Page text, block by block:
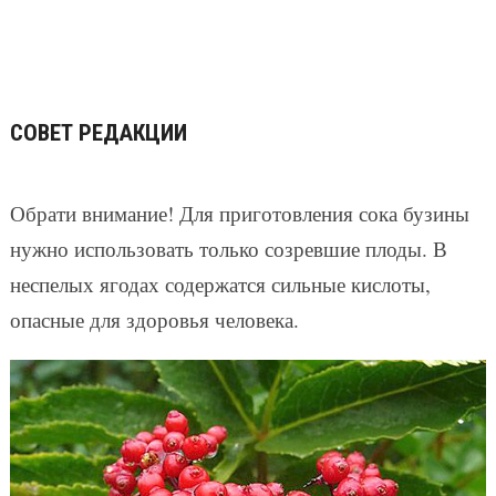
СОВЕТ РЕДАКЦИИ
Обрати внимание! Для приготовления сока бузины
нужно использовать только созревшие плоды. В
неспелых ягодах содержатся сильные кислоты,
опасные для здоровья человека.